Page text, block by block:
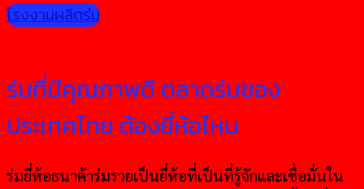
โรงงานผลิตร่ม
ร่มที่มีคุณภาพดี ตลาดร่มของ
ประเทศไทย ต้องยี่ห้อไหน
ร่มยี่ห้อธนาค้าร่มรวยเป็นยี่ห้อที่เป็นที่รู้จักและเชื่อมั่นใน